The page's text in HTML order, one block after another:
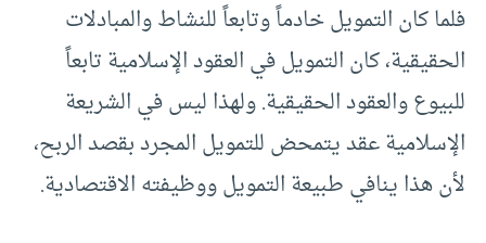
فلما كان التمويل خادماً وتابعاً للنشاط والمبادلات
الحقيقية، كان التمويل في العقود الإسلامية تابعاً
للبيوع والعقود الحقيقية. ولهذا ليس في الشريعة
الإسلامية عقد يتمحض للتمويل المجرد بقصد الربح،
لأن هذا ينافي طبيعة التمويل ووظيفته الاقتصادية.